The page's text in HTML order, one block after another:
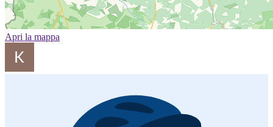
Apri la mappa